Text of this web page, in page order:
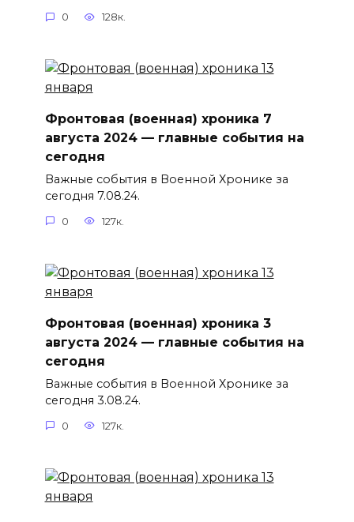
0 128к.
Фронтовая (военная) хроника 7
августа 2024 — главные события на
сегодня
Важные события в Военной Хронике за
сегодня 7.08.24.
0 127к.
Фронтовая (военная) хроника 3
августа 2024 — главные события на
сегодня
Важные события в Военной Хронике за
сегодня 3.08.24.
0 127к.